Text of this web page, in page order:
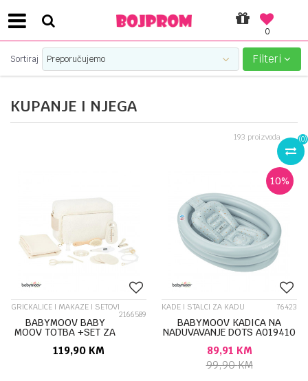
0
KARTICAMA!
PLATI
(0)
KUPANJE I NJEGA
Sortiraj Filteri
193 proizvoda
GRICKALICE I MAKAZE I SETOVI
2166589
BABYMOOV BABY
MOOV TOTBA +SET ZA
119,90 KM
10%
KADE I STALCI ZA KADU 76423
BABYMOOV KADICA NA
NADUVAVANJE DOTS A019410
89,91 KM
99,90KM